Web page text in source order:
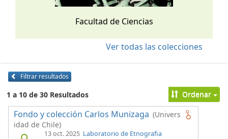
Facultad de Ciencias
Ver todas las colecciones
Filtrar resultados
1 a 10 de 30 Resultados Ordenar
Fondo y colección Carlos Munizaga (Univers
idad de Chile)
13 oct. 2025 Laboratorio de Etnografia